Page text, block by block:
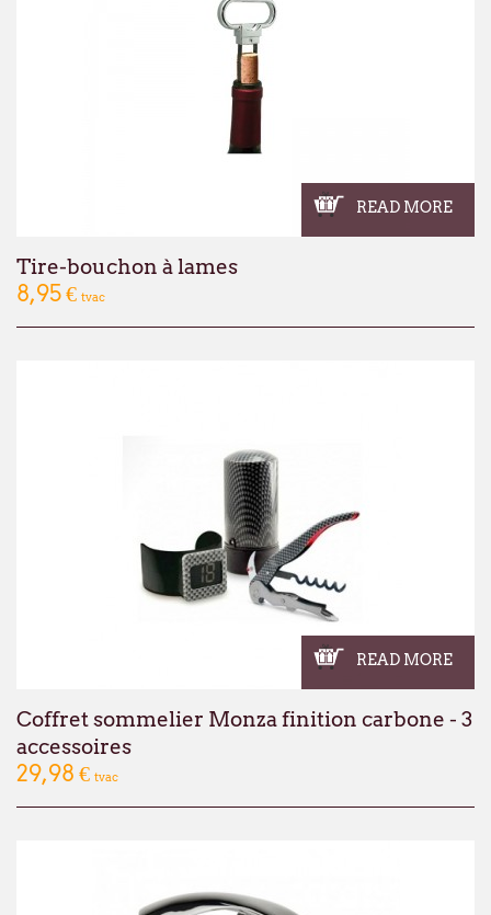
READ MORE
Tire-bouchon à lames
8,95 € tvac
READ MORE
Coffret sommelier Monza finition carbone - 3
accessoires
29,98 € tvac